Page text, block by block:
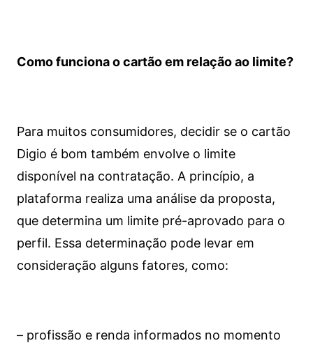
Como funciona o cartão em relação ao limite?
Para muitos consumidores, decidir se o cartão
Digio é bom também envolve o limite
disponível na contratação. A princípio, a
plataforma realiza uma análise da proposta,
que determina um limite pré-aprovado para o
perfil. Essa determinação pode levar em
consideração alguns fatores, como:
– profissão e renda informados no momento